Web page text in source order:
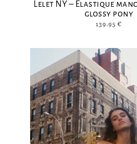
Lelet NY – Elastique
glossy pony
139.95 €